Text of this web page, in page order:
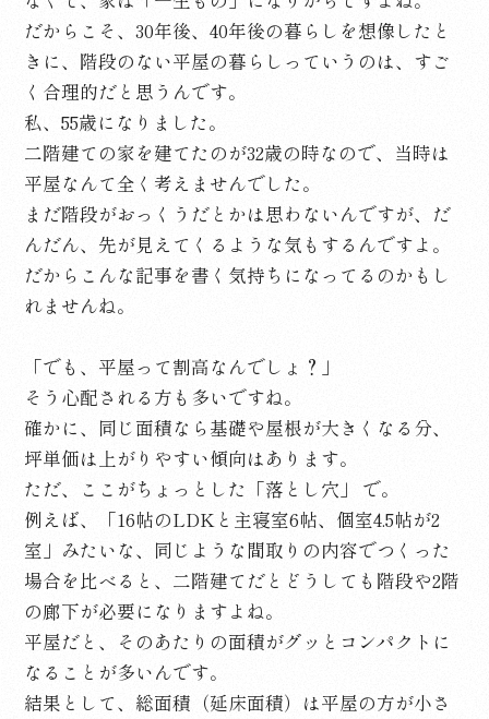
だからこそ、30年後、40年後の暮らしを想像したと
きに、階段のない平屋の暮らしっていうのは、すご
く合理的だと思うんです。
私、55歳になりました。
二階建ての家を建てたのが32歳の時なので、当時は
平屋なんて全く考えませんでした。
まだ階段がおっくうだとかは思わないんですが、だ
んだん、先が見えてくるような気もするんですよ。
だからこんな記事を書く気持ちになってるのかもし
れませんね。
「でも、平屋って割高なんでしょ？」
そう心配される方も多いですね。
確かに、同じ面積なら基礎や屋根が大きくなる分、
坪単価は上がりやすい傾向はあります。
ただ、ここがちょっとした「落とし穴」 で。
例えば、「16帖のLDKと主寝室6帖、個室4.5帖が2
室」みたいな、同じような間取りの内容でつくった
場合を比べると、二階建てだとどうしても階段や2階
の廊下が必要になりますよね。
平屋だと、そのあたりの面積がグッとコンパクトに
なることが多いんです。
結果として、総面積（延床面積）は平屋の方が小さ